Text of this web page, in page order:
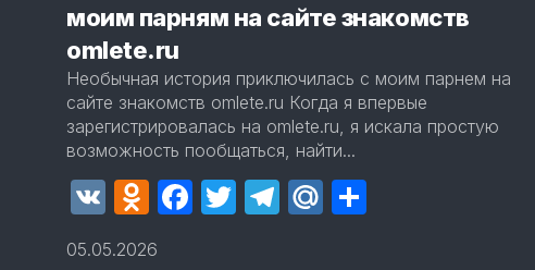
моим парням на сайте знакомств
omlete.ru
Необычная история приключилась с моим парнем на
сайте знакомств omlete.ru Когда я впервые
зарегистрировалась на omlete.ru, я искала простую
возможность пообщаться, найти...
VK Odnoklassniki
Facebook
Twitter
Telegram
Mail.Ru
05.05.2026